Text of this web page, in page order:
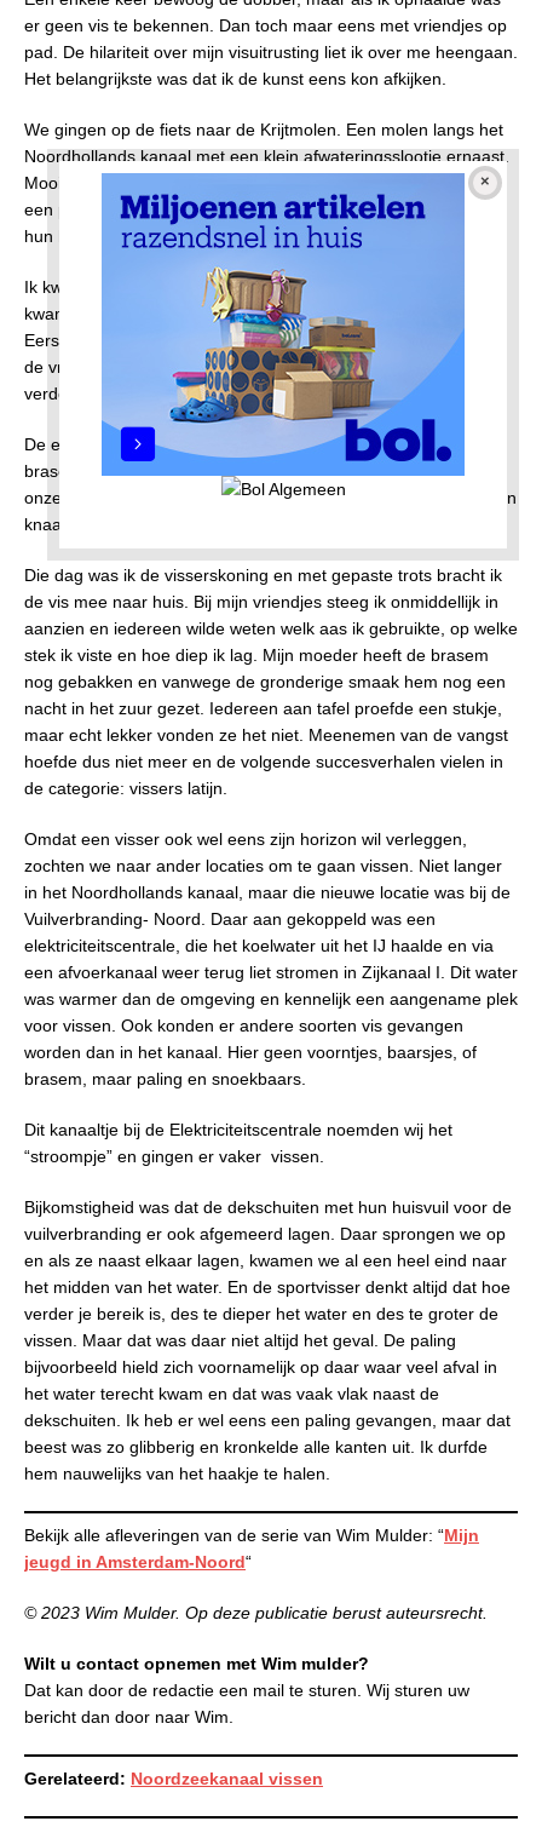
er geen vis te bekennen. Dan toch maar eens met vriendjes op
pad. De hilariteit over mijn visuitrusting liet ik over me heengaan.
Het belangrijkste was dat ik de kunst eens kon afkijken.
We gingen op de fiets naar de Krijtmolen. Een molen langs het
Noordhollands kanaal met een klein afwateringsslootje ernaast.
Mooi stekje om te vissen. En dat bleek wel, want er zaten nog
een paar grote mannen met echte werphengels. Die zwaaiden
hun haakje wel tot midden in het kanaal.
Ik kwam niet verder dan tot een meter uit de wal. Plotseling
kwam mijn dobber omhoog en ging plat op het water liggen.
Eerst dacht ik nog dat het garen gebroken was, maar een van
de vriendjes zei dat ik beet had, dus haal op die hengel. En
verdorie er zat een vis aan. En niet zo’n kleintje ook.
De echte vissers kwamen geïnteresseerd kijken hoe ik een
brasem op de wal trok. “Krijg nou wat” zie een van hen “wij met
onze mooie hengels vangen niks en hij haalt met een roetje zo’n
knaap uit het water”. Ja, je kan vissen of niet.
Die dag was ik de visserskoning en met gepaste trots bracht ik
de vis mee naar huis. Bij mijn vriendjes steeg ik onmiddellijk in
aanzien en iedereen wilde weten welk aas ik gebruikte, op welke
stek ik viste en hoe diep ik lag. Mijn moeder heeft de brasem
nog gebakken en vanwege de gronderige smaak hem nog een
nacht in het zuur gezet. Iedereen aan tafel proefde een stukje,
maar echt lekker vonden ze het niet. Meenemen van de vangst
hoefde dus niet meer en de volgende succesverhalen vielen in
de categorie: vissers latijn.
Omdat een visser ook wel eens zijn horizon wil verleggen,
zochten we naar ander locaties om te gaan vissen. Niet langer
in het Noordhollands kanaal, maar die nieuwe locatie was bij de
Vuilverbranding- Noord. Daar aan gekoppeld was een
elektriciteitscentrale, die het koelwater uit het IJ haalde en via
een afvoerkanaal weer terug liet stromen in Zijkanaal I. Dit water
was warmer dan de omgeving en kennelijk een aangename plek
voor vissen. Ook konden er andere soorten vis gevangen
worden dan in het kanaal. Hier geen voorntjes, baarsjes, of
brasem, maar paling en snoekbaars.
Dit kanaaltje bij de Elektriciteitscentrale noemden wij het
“stroompje” en gingen er vaker vissen.
Bijkomstigheid was dat de dekschuiten met hun huisvuil voor de
vuilverbranding er ook afgemeerd lagen. Daar sprongen we op
en als ze naast elkaar lagen, kwamen we al een heel eind naar
het midden van het water. En de sportvisser denkt altijd dat hoe
verder je bereik is, des te dieper het water en des te groter de
vissen. Maar dat was daar niet altijd het geval. De paling
bijvoorbeeld hield zich voornamelijk op daar waar veel afval in
het water terecht kwam en dat was vaak vlak naast de
dekschuiten. Ik heb er wel eens een paling gevangen, maar dat
beest was zo glibberig en kronkelde alle kanten uit. Ik durfde
hem nauwelijks van het haakje te halen.
Bekijk alle afleveringen van de serie van Wim Mulder: “Mijn
jeugd in Amsterdam-Noord“
© 2023 Wim Mulder. Op deze publicatie berust auteursrecht.
Wilt u contact opnemen met Wim mulder?
Dat kan door de redactie een mail te sturen. Wij sturen uw
bericht dan door naar Wim.
Gerelateerd: Noordzeekanaal vissen